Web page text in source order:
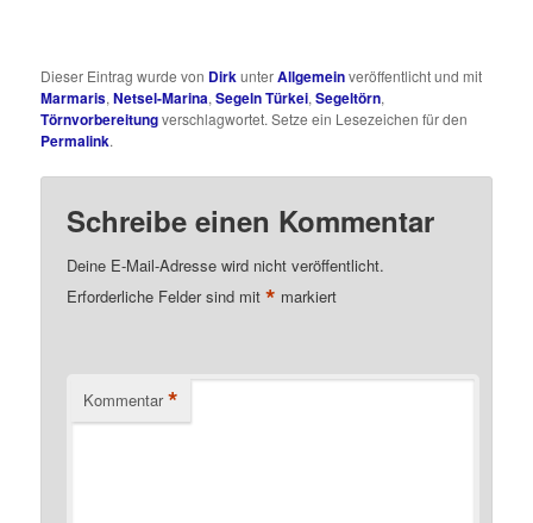
Dieser Eintrag wurde von DirkunterAllgemeinveröffentlicht und mit
Marmaris,Netsel-Marina,Segeln Türkei,Segeltörn,
Törnvorbereitungverschlagwortet. Setze ein Lesezeichen für den
Permalink.
Schreibe einen Kommentar
Deine E-Mail-Adresse wird nicht veröffentlicht.
Erforderliche Felder sind mit* markiert
Kommentar *